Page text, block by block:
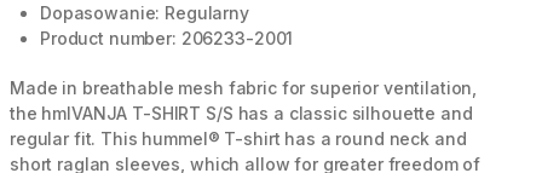
Dopasowanie: Regularny
Product number: 206233-2001
Made in breathable mesh fabric for superior ventilation,
the hmlVANJA T-SHIRT S/S has a classic silhouette and
regular fit. This hummel® T-shirt has a round neck and
short raglan sleeves, which allow for greater freedom of